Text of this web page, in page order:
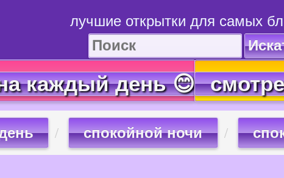
лучшие открытки для самых
каждый день 😊
спокойной ночи